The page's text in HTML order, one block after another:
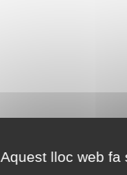
Aquest lloc web fa